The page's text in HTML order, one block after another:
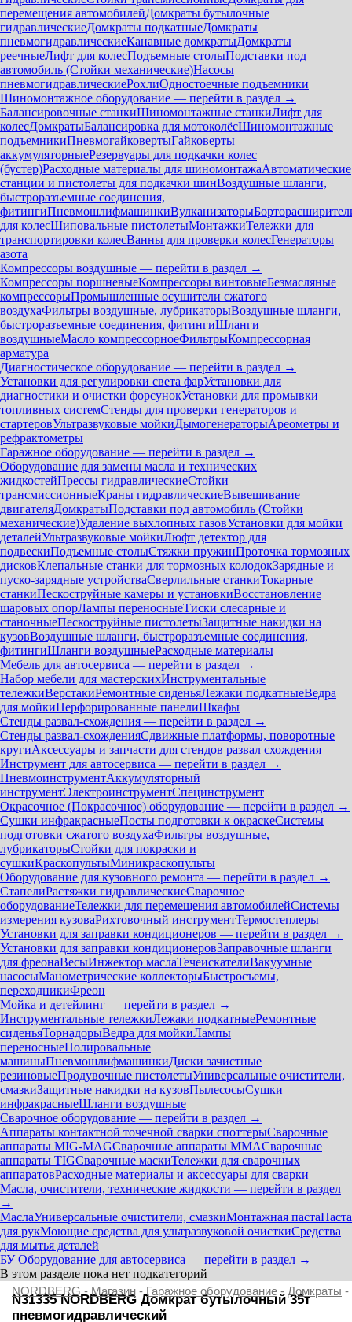
перемещения автомобилейДомкраты бутылочные
гидравлическиеДомкраты подкатныеДомкраты
пневмогидравлическиеКанавные домкратыДомкраты
реечныеЛифт для колесПодъемные столыПодставки под
автомобиль (Стойки механические)Насосы
пневмогидравлическиеРохлиОдностоечные подъемники
Шиномонтажное оборудование — перейти в раздел →
Балансировочные станкиШиномонтажные станкиЛифт для
колесДомкратыБалансировка для мотоколёсШиномонтажные
подъемникиПневмогайковертыГайковерты
аккумуляторныеРезервуары для подкачки колес
(бустер)Расходные материалы для шиномонтажаАвтоматические
станции и пистолеты для подкачки шинВоздушные шланги,
быстроразъемные соединения,
фитингиПневмошлифмашинкиВулканизаторы
для колесШиповальные пистолетыМонтажкиТележки для
транспортировки колесВанны для проверки колесГенераторы
азота
Компрессоры воздушные — перейти в раздел →
Компрессоры поршневыеКомпрессоры винтовыеБезмасляные
компрессорыПромышленные осушители сжатого
воздухаФильтры воздушные, лубрикаторыВоздушные шланги,
быстроразъемные соединения, фитингиШланги
воздушныеМасло компрессорноеФильтрыКомпрессорная
арматура
Диагностическое оборудование — перейти в раздел →
Установки для регулировки света фарУстановки для
диагностики и очистки форсунокУстановки для промывки
топливных системСтенды для проверки генераторов и
стартеровУльтразвуковые мойкиДымогенераторыАреометры и
рефрактометры
Гаражное оборудование — перейти в раздел →
Оборудование для замены масла и технических
жидкостейПрессы гидравлическиеСтойки
трансмиссионныеКраны гидравлическиеВывешивание
двигателяДомкратыПодставки под автомобиль (Стойки
механические)Удаление выхлопных газовУстановки для мойки
деталейУльтразвуковые мойкиЛюфт детектор для
подвескиПодъемные столыСтяжки пружинПроточка тормозных
дисковКлепальные станки для тормозных колодокЗарядные и
пуско-зарядные устройстваСверлильные станкиТокарные
станкиПескоструйные камеры и установкиВосстановление
шаровых опорЛампы переносныеТиски слесарные и
станочныеПескоструйные пистолетыЗащитные накидки на
кузовВоздушные шланги, быстроразъемные соединения,
фитингиШланги воздушныеРасходные материалы
Мебель для автосервиса — перейти в раздел →
Набор мебели для мастерскихИнструментальные
тележкиВерстакиРемонтные сиденьяЛежаки подкатныеВедра
для мойкиПерфорированные панелиШкафы
Стенды развал-схождения — перейти в раздел →
Стенды развал-схожденияСдвижные платформы, поворотные
кругиАксессуары и запчасти для стендов развал схождения
Инструмент для автосервиса — перейти в раздел →
ПневмоинструментАккумуляторный
инструментЭлектроинструментСпецинструмент
Окрасочное (Покрасочное) оборудование — перейти в раздел →
Сушки инфракрасныеПосты подготовки к окраскеСистемы
подготовки сжатого воздухаФильтры воздушные,
лубрикаторыСтойки для покраски и
сушкиКраскопультыМиникраскопульты
Оборудование для кузовного ремонта — перейти в раздел →
СтапелиРастяжки гидравлическиеСварочное
оборудованиеТележки для перемещения автомобилейСистемы
измерения кузоваРихтовочный инструментТермостеплеры
Установки для заправки кондиционеров — перейти в раздел →
Установки для заправки кондиционеровЗаправочные шланги
для фреонаВесыИнжектор маслаТечеискателиВакуумные
насосыМанометрические коллекторыБыстросъемы,
переходникиФреон
Мойка и детейлинг — перейти в раздел →
Инструментальные тележкиЛежаки подкатныеРемонтные
сиденьяТорнадорыВедра для мойкиЛампы
переносныеПолировальные
машиныПневмошлифмашинкиДиски зачистные
резиновыеПродувочные пистолетыУниверсальные очистители,
смазкиЗащитные накидки на кузовПылесосыСушки
инфракрасныеШланги воздушные
Сварочное оборудование — перейти в раздел →
Аппараты контактной точечной сварки cпоттерыСварочные
аппараты MIG-MAGСварочные аппараты MMAСварочные
аппараты TIGСварочные маскиТележки для сварочных
аппаратовРасходные материалы и аксессуары для сварки
Масла, очистители, технические жидкости — перейти в раздел
→
МаслаУниверсальные очистители, смазкиМонтажная пастаПаста
для рукМоющие средства для ультразвуковой очисткиСредства
для мытья деталей
БУ Оборудование для автосервиса — перейти в раздел →
В этом разделе пока нет подкатегорий
NORDBERG - Магазин - Гаражное оборудование- Домкраты -
N31335 NORDBERG Домкрат бутылочный 35т
пневмогидравлический